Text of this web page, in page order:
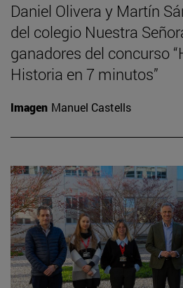
Daniel Olivera y Martín
del colegio Nuestra
ganadores del concurso
Historia en 7 minutos”
Imagen Manuel Castells